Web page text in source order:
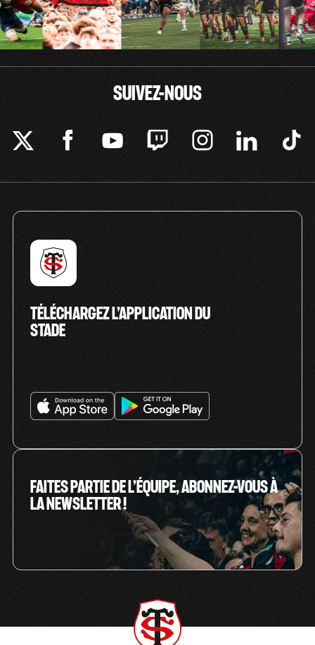
SUIVEZ-NOUS
TÉLÉCHARGEZ L’APPLICATION DU
STADE
FAITES PARTIE DE L’ÉQUIPE, ABONNEZ-VOUS À
LA NEWSLETTER !